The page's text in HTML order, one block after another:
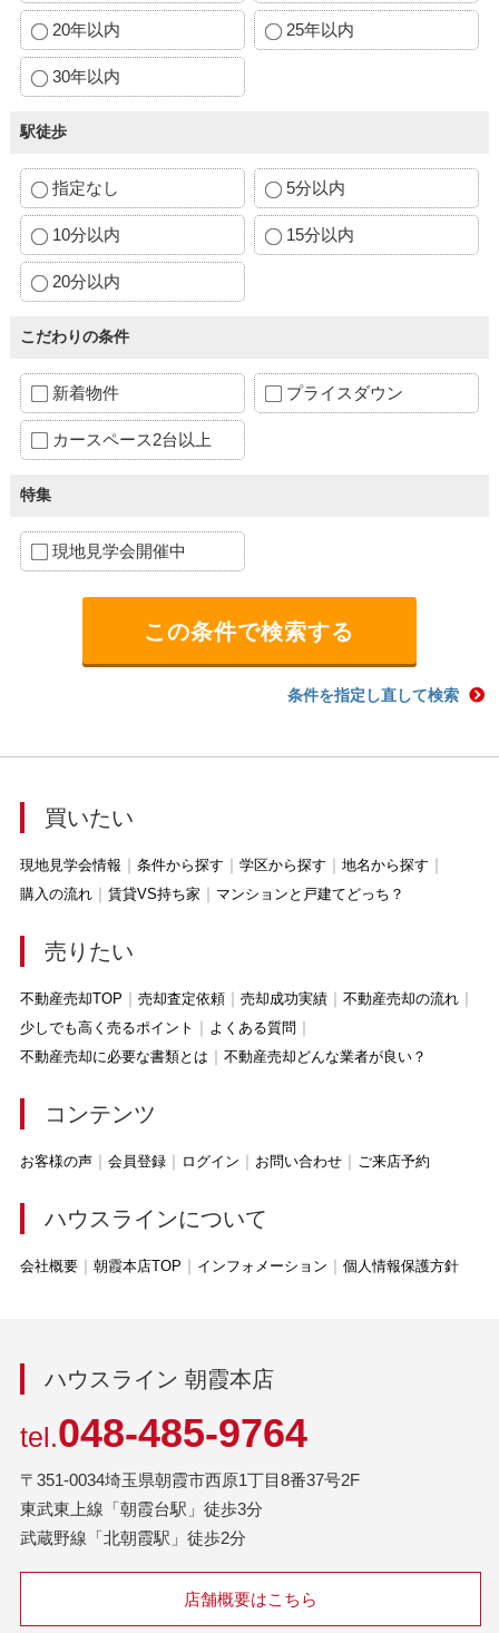
20年以内 25年以内
30年以内
駅徒歩
指定なし 5分以内
10分以内 15分以内
20分以内
こだわりの条件
新着物件 プライスダウン
カースペース2台以上
特集
現地見学会開催中
条件を指定し直して検索
買いたい
現地見学会情報 条件から探す 学区から探す
地名から探す
購入の流れ
賃貸VS持ち家 マンションと戸建てどっち？
売りたい
不動産売却TOP 売却査定依頼 売却成功実績
不動産売却の流れ
少しでも高く売るポイント
よくある質問
不動産売却に必要な書類とは
不動産売却どんな業者が良い？
コンテンツ
お客様の声 会員登録 ログイン お問い合わせ ご来店予約
ハウスラインについて
会社概要 朝霞本店TOP インフォメーション 個人情報保護方針
ハウスライン 朝霞本店
tel.048-485-9764
〒351-0034埼玉県朝霞市西原1丁目8番37号2F
東武東上線「朝霞台駅」徒歩3分
武蔵野線「北朝霞駅」徒歩2分
店舗概要はこちら